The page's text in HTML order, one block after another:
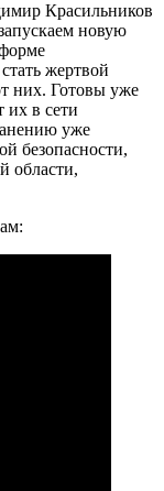
Красильников
новую
жертвой
них. Готовы уже
их в сети
уже
безопасности,
области,